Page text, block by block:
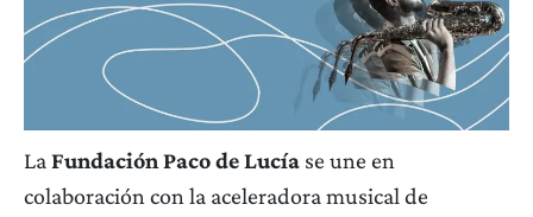
LaFundación Paco de Lucía se une en
colaboración con la aceleradora musical de